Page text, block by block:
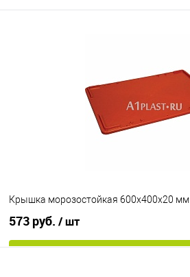
Крышка морозостойкая 600х400х20 мм
573 руб. / шт